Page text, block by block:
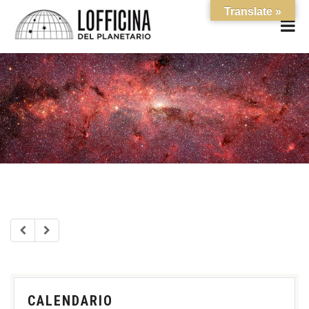
CALENDARIO
Translate »